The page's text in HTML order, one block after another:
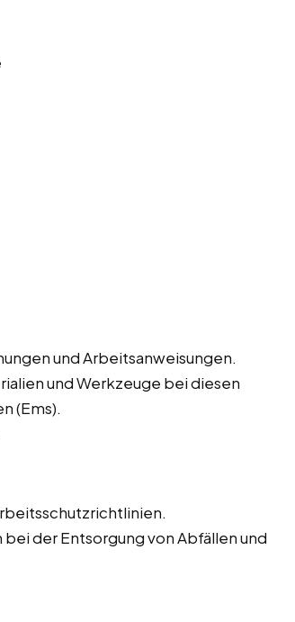
und Arbeitsanweisungen.
und Werkzeuge bei diesen
(Ems).
der Entsorgung von Abfällen und